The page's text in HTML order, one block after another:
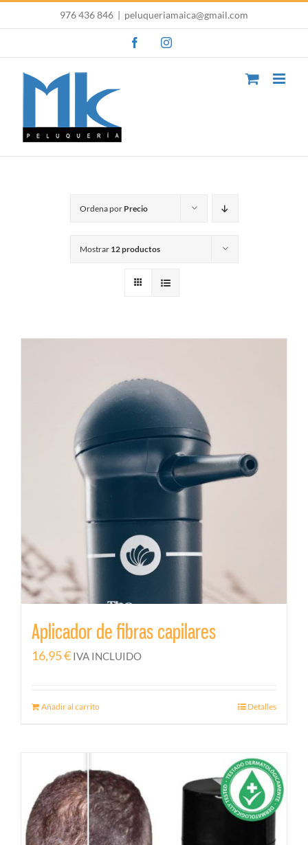
al
976 436 846 | peluqueriamaica@gmail.com
FacebookInstagram
Ordena por Precio
Mostrar 12 productos
Aplicador de fibras capilares
16,95€ IVA INCLUIDO
Añadir al carrito Detalles